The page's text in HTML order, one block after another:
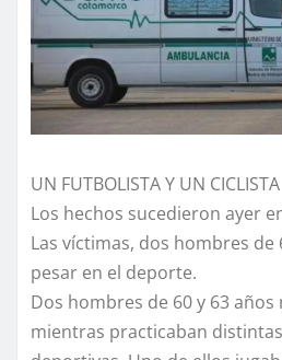
UN FUTBOLISTA Y UN CICLISTA
Los hechos sucedieron ayer
Las víctimas, dos hombres de
pesar en el deporte.
Dos hombres de 60 y 63
mientras practicaban